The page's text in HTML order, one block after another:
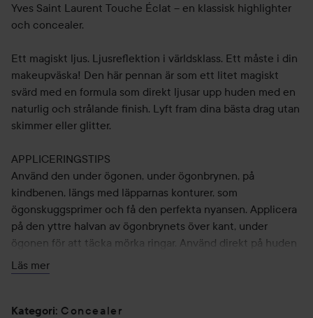
Yves Saint Laurent Touche Éclat – en klassisk highlighter
och concealer.
Ett magiskt ljus. Ljusreflektion i världsklass. Ett måste i din
makeupväska! Den här pennan är som ett litet magiskt
svärd med en formula som direkt ljusar upp huden med en
naturlig och strålande finish. Lyft fram dina bästa drag utan
skimmer eller glitter.
APPLICERINGSTIPS
Använd den under ögonen, under ögonbrynen, på
kindbenen, längs med läpparnas konturer, som
ögonskuggsprimer och få den perfekta nyansen. Applicera
på den yttre halvan av ögonbrynets över kant, under
ögonen för att täcka mörka ringar. Använd direkt på huden
eller ovanpå foundation.
Innehåller ljusreflekterande pigment, ruscus och E-vitamin.
Läs mer
Kategori: Concealer